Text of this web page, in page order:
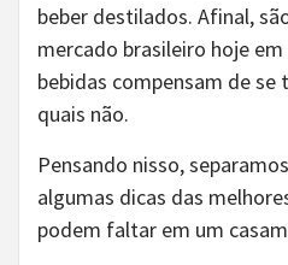
beber destilados. Afinal,
mercado brasileiro hoje
bebidas compensam de
quais não.
Pensando nisso,
algumas dicas das
podem faltar em um